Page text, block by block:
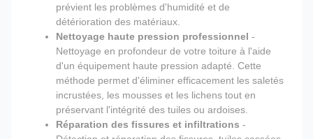
prévient les problèmes d'humidité et de
détérioration des matériaux.
Nettoyage haute pression professionnel -
Nettoyage en profondeur de votre toiture à l'aide
d'un équipement haute pression adapté. Cette
méthode permet d'éliminer efficacement les saletés
incrustées, les mousses et les lichens tout en
préservant l'intégrité des tuiles ou ardoises.
Réparation des fissures et infiltrations -